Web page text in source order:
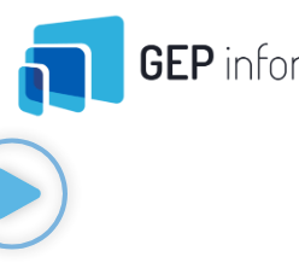
contenuto